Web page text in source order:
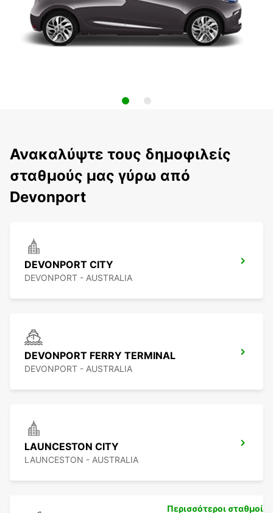
Ανακαλύψτε τους δημοφιλείς
σταθμούς μας γύρω από
Devonport
DEVONPORT CITY
DEVONPORT - AUSTRALIA
DEVONPORT FERRY TERMINAL
DEVONPORT - AUSTRALIA
LAUNCESTON CITY
LAUNCESTON - AUSTRALIA
Περισσότεροι σταθμοί